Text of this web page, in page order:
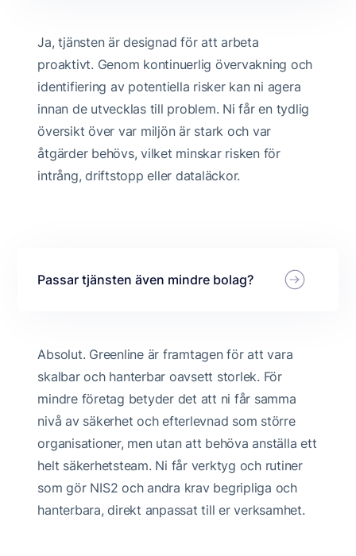
Ja, tjänsten är designad för att arbeta
proaktivt. Genom kontinuerlig övervakning och
identifiering av potentiella risker kan ni agera
innan de utvecklas till problem. Ni får en tydlig
översikt över var miljön är stark och var
åtgärder behövs, vilket minskar risken för
intrång, driftstopp eller dataläckor.
Passar tjänsten även mindre bolag?
Absolut. Greenline är framtagen för att vara
skalbar och hanterbar oavsett storlek. För
mindre företag betyder det att ni får samma
nivå av säkerhet och efterlevnad som större
organisationer, men utan att behöva anställa ett
helt säkerhetsteam. Ni får verktyg och rutiner
som gör NIS2 och andra krav begripliga och
hanterbara, direkt anpassat till er verksamhet.